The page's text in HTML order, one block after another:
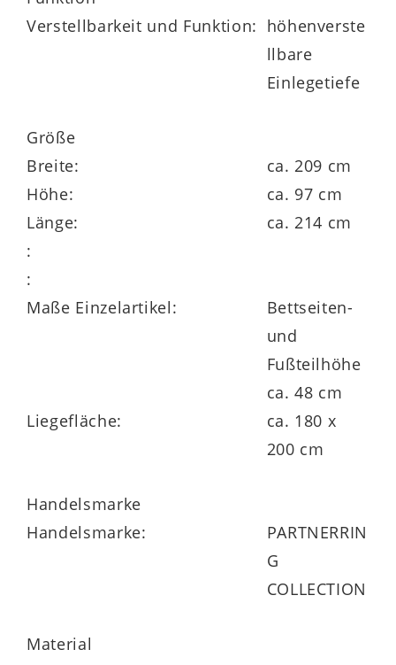
Verstellbarkeit und Funktion: höhenverste
llbare
Einlegetiefe
Größe
Breite:
ca. 209 cm
Höhe:
ca. 97 cm
Länge:
ca. 214 cm
:
:
Maße Einzelartikel:
Bettseiten-
und
Fußteilhöhe
ca. 48 cm
Liegefläche:
ca. 180 x
200 cm
Handelsmarke
Handelsmarke:
PARTNERRIN
G
COLLECTION
Material